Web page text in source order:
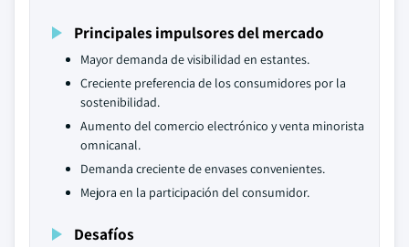
Principales impulsores del mercado
Mayor demanda de visibilidad en estantes.
Creciente preferencia de los consumidores por la
sostenibilidad.
Aumento del comercio electrónico y venta minorista
omnicanal.
Demanda creciente de envases convenientes.
Mejora en la participación del consumidor.
Desafíos